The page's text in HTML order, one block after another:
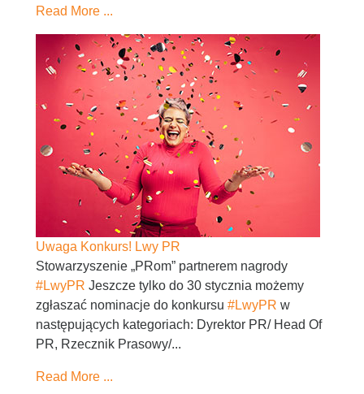
Read More ...
Uwaga Konkurs! Lwy PR
Stowarzyszenie „PRom” partnerem nagrody
#LwyPR Jeszcze tylko do 30 stycznia możemy
zgłaszać nominacje do konkursu #LwyPR w
następujących kategoriach: Dyrektor PR/ Head Of
PR, Rzecznik Prasowy/...
Read More ...